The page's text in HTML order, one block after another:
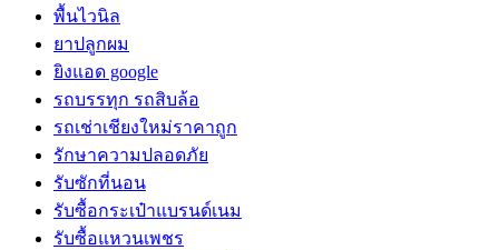
พื้นไวนิล
ยาปลูกผม
ยิงแอด google
รถบรรทุก รถสิบล้อ
รถเช่าเชียงใหม่ราคาถูก
รักษาความปลอดภัย
รับซักที่นอน
รับซื้อกระเป๋าแบรนด์เนม
รับซื้อแหวนเพชร